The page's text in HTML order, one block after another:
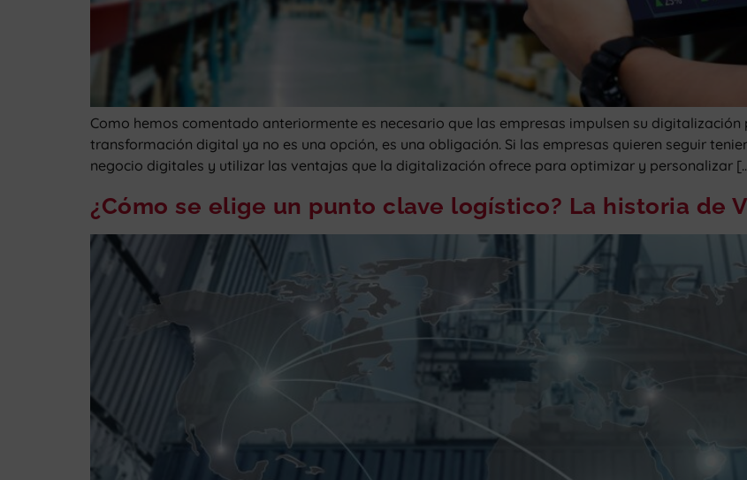
Como hemos comentado anteriormente es necesario que las empresas impulsen su
transformación digital ya no es una opción, es una obligación. Si las empresas quieren seguir
negocio digitales y utilizar las ventajas que la digitalización ofrece para optimizar y personalizar
¿Cómo se elige un punto clave logístico? La historia de